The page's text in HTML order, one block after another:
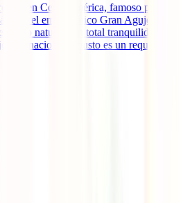
en Centroamérica, famoso por sus
y el emblemático Gran Agujero
natural con total tranquilidad,
internacional robusto es un requisito